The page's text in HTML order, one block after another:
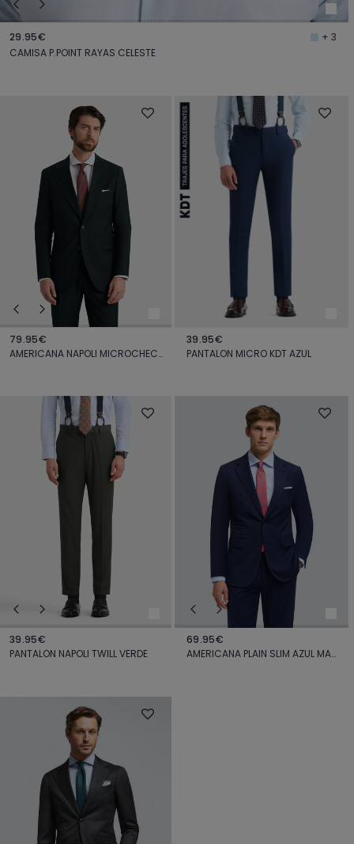
29.95€
+ 3
CAMISA P.POINT RAYAS CELESTE
79.95€
AMERICANA NAPOLI MICROCHECKS VERDE
39.95€
PANTALON MICRO KDT AZUL
39.95€
PANTALON NAPOLI TWILL VERDE
69.95€
AMERICANA PLAIN SLIM AZUL MARINO